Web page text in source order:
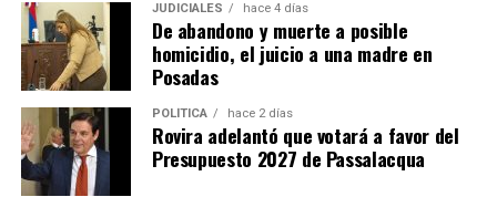
Tanto Da Silveira como Balmaceda coincidieron al
afirmar que vieron a Belén sola, sin ropa más que
pañales e incluso descalza deambular por el patio, tanto
en horas de la siesta como por las noches.
Justamente, Balmaceda indicó que “el problema empezó
cuando a la noche la nena empezaba a llorar mucho. La
JUDICIALES hace 4 días
De abandono y muerte a posible
homicidio, el juicio a una madre en
Posadas
POLÍTICA hace 2 días
Rovira adelantó que votará a favor del
Presupuesto 2027 de Passalacqua